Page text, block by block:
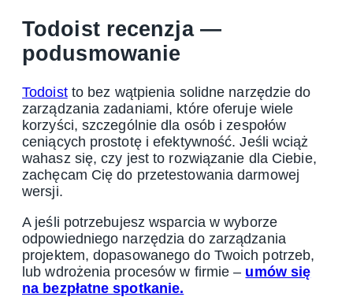
Todoist recenzja —
podusmowanie
Todoistto bez wątpienia solidne narzędzie do
zarządzania zadaniami, które oferuje wiele
korzyści, szczególnie dla osób i zespołów
ceniących prostotę i efektywność. Jeśli wciąż
wahasz się, czy jest to rozwiązanie dla Ciebie,
zachęcam Cię do przetestowania darmowej
wersji.
A jeśli potrzebujesz wsparcia w wyborze
odpowiedniego narzędzia do zarządzania
projektem, dopasowanego do Twoich potrzeb,
lub wdrożenia procesów w firmie – umów się
na bezpłatne spotkanie.